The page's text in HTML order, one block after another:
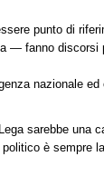
punto di
— fanno discorsi
nazionale ed
sarebbe una
è sempre